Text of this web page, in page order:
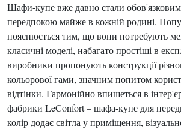
Шафи-купе вже давно стали
передпокою майже в кожній родині.
пояснюється тим, що вони потребують
класичні моделі, набагато простіші в
виробники пропонують конструкції
кольорової гами, значним попитом
відтінки. Гармонійно впишеться в
фабрики LeConfort – шафа-купе для
колір додає світла у приміщення,